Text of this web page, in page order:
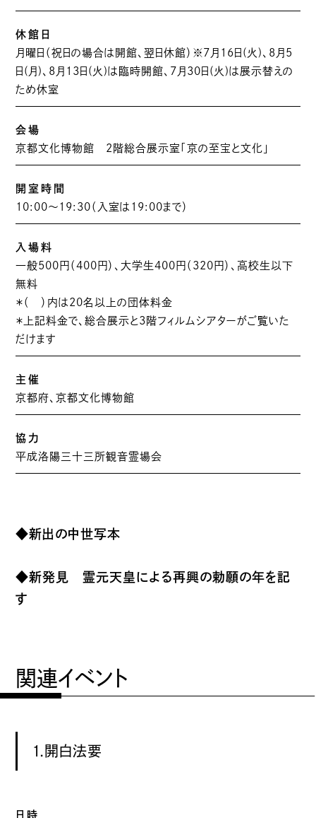
休館日
月曜日（祝日の場合は開館、翌日休館）※7月16日(火)、8月5
日(月)、8月13日(火)は臨時開館、7月30日(火)は展示替えの
ため休室
会場
京都文化博物館 2階総合展示室「京の至宝と文化」
開室時間
10:00～19:30（入室は19:00まで）
入場料
一般500円（400円）、大学生400円（320円）、高校生以下
無料
＊（ ）内は20名以上の団体料金
＊上記料金で、総合展示と3階フィルムシアターがご覧いた
だけます
主催
京都府、京都文化博物館
協力
平成洛陽三十三所観音霊場会
◆新出の中世写本
◆新発見 霊元天皇による再興の勅願の年を記
す
関連イベント
⒈開白法要
日時